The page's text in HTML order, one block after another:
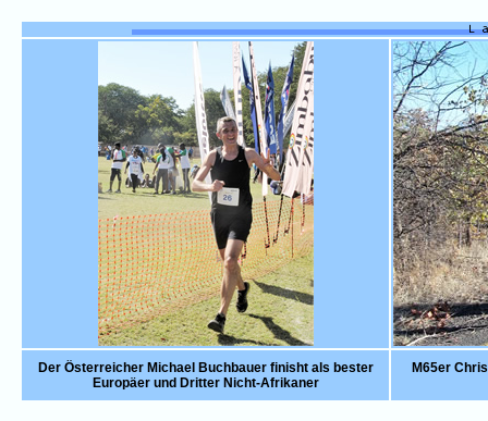
Der Österreicher Michael Buchbauer finisht als bester
Europäer und Dritter Nicht-Afrikaner
M65er